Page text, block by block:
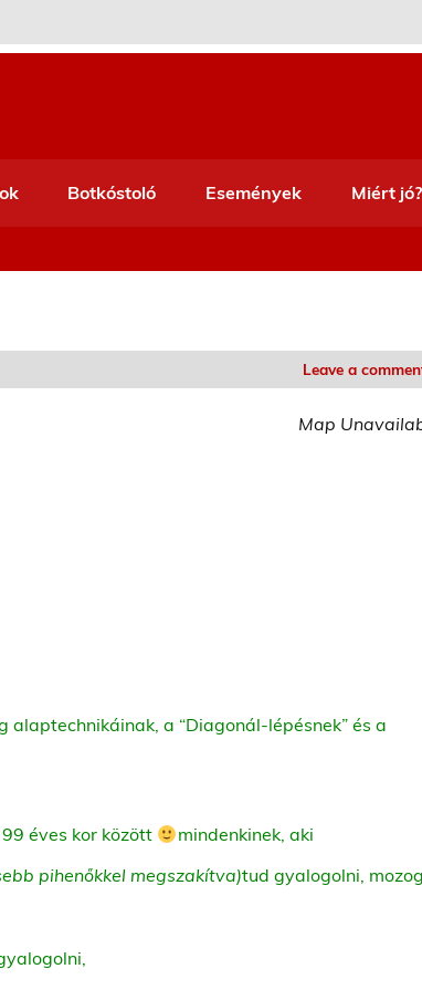
Botkóstoló Események Miért jó?
Leave a
Map
alaptechnikáinak, a “Diagonál-lépésnek” és a
éves kor között
mindenkinek, aki
pihenőkkel megszakítva)tud gyalogolni,